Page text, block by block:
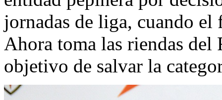
jornadas de liga, cuando
Ahora toma las riendas del
objetivo de salvar la